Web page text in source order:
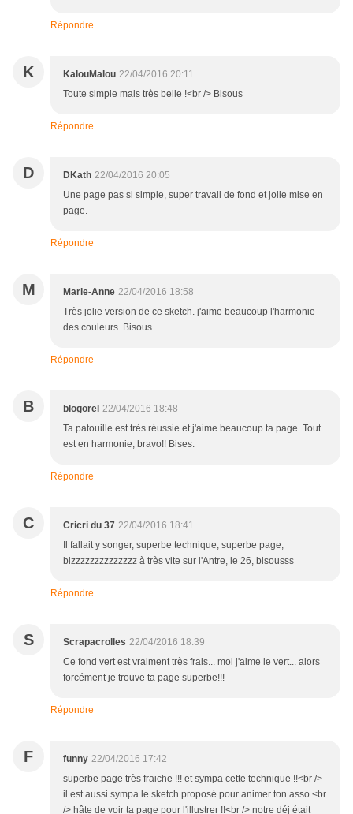
Répondre
K KalouMalou 22/04/2016 20:11
Toute simple mais très belle !<br /> Bisous
Répondre
D DKath 22/04/2016 20:05
Une page pas si simple, super travail de fond et jolie mise en
page.
Répondre
M Marie-Anne 22/04/2016 18:58
Très jolie version de ce sketch. j'aime beaucoup l'harmonie
des couleurs. Bisous.
Répondre
B blogorel 22/04/2016 18:48
Ta patouille est très réussie et j'aime beaucoup ta page. Tout
est en harmonie, bravo!! Bises.
Répondre
C Cricri du 37 22/04/2016 18:41
Il fallait y songer, superbe technique, superbe page,
bizzzzzzzzzzzzzz à très vite sur l'Antre, le 26, bisousss
Répondre
S Scrapacrolles 22/04/2016 18:39
Ce fond vert est vraiment très frais... moi j'aime le vert... alors
forcément je trouve ta page superbe!!!
Répondre
F funny 22/04/2016 17:42
superbe page très fraiche !!! et sympa cette technique !!<br />
il est aussi sympa le sketch proposé pour animer ton asso.<br
/> hâte de voir ta page pour l'illustrer !!<br /> notre déj était